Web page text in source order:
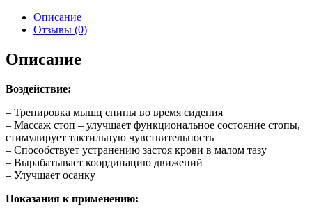
Описание
Отзывы (0)
Описание
Воздействие:
– Тренировка мышц спины во время сидения
– Массаж стоп – улучшает функциональное состояние стопы,
стимулирует тактильную чувствительность
– Способствует устранению застоя крови в малом тазу
– Вырабатывает координацию движений
– Улучшает осанку
Показания к применению: